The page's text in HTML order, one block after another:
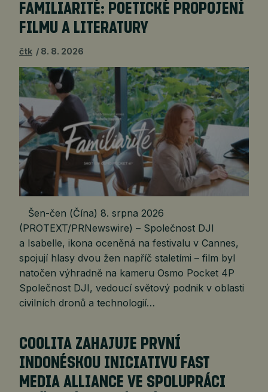
FAMILIARITÉ: POETICKÉ PROPOJENÍ
FILMU A LITERATURY
čtk 8. 8. 2026
Šen-čen (Čína) 8. srpna 2026
(PROTEXT/PRNewswire) – Společnost DJI
a Isabelle, ikona oceněná na festivalu v Cannes,
spojují hlasy dvou žen napříč staletími – film byl
natočen výhradně na kameru Osmo Pocket 4P
Společnost DJI, vedoucí světový podnik v oblasti
civilních dronů a technologií…
COOLITA ZAHAJUJE PRVNÍ
INDONÉSKOU INICIATIVU FAST
MEDIA ALLIANCE VE SPOLUPRÁCI